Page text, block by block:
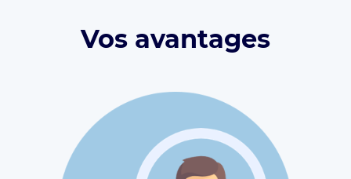
Vos avantages